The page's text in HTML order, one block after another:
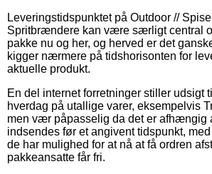
Leveringstidspunktet på Outdoor //
Spritbrændere kan være særligt central
pakke nu og her, og herved er det
kigger nærmere på tidshorisonten for
aktuelle produkt.
En del internet forretninger stiller udsigt
hverdag på utallige varer, eksempelvis
men vær påpasselig da det er afhængig
indsendes før et angivent tidspunkt,
de har mulighed for at nå at få ordren
pakkeansatte får fri.